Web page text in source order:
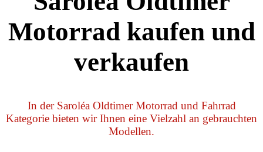
Motorrad kaufen und
verkaufen
In der Saroléa Oldtimer Motorrad und Fahrrad
Kategorie bieten wir Ihnen eine Vielzahl an gebrauchten
Modellen.